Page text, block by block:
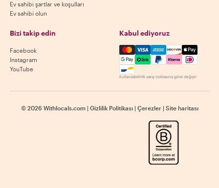
Ev sahibi şartlar ve koşulları
Ev sahibi olun
Bizi takip edin
Facebook
Instagram
YouTube
Kabul ediyoruz
Mastercard, Visa, Amex,
Kullanılabilirlik varış noktasına göre değişir
© 2026 Withlocals.com | Gizlilik Politikası | Çerezler | Site haritası